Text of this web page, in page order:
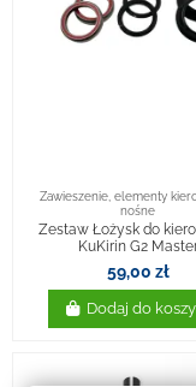
Zawieszenie, elementy
nośne
Zestaw Łożysk do
KuKirin G2
59,00 zł
Dodaj do